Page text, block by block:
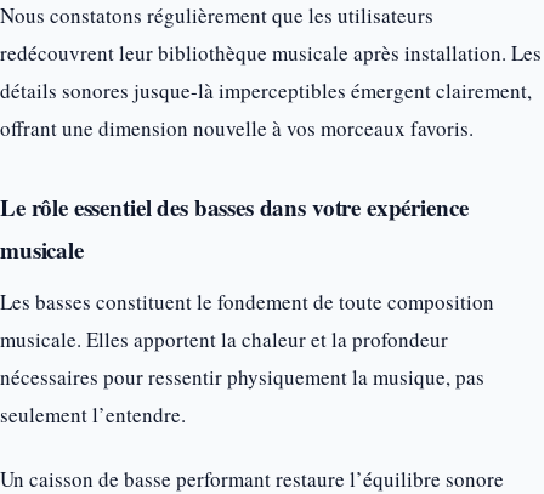
Nous constatons régulièrement que les utilisateurs
redécouvrent leur bibliothèque musicale après installation. Les
détails sonores jusque-là imperceptibles émergent clairement,
offrant une dimension nouvelle à vos morceaux favoris.
Le rôle essentiel des basses dans votre expérience
musicale
Les basses constituent le fondement de toute composition
musicale. Elles apportent la chaleur et la profondeur
nécessaires pour ressentir physiquement la musique, pas
seulement l’entendre.
Un caisson de basse performant restaure l’équilibre sonore